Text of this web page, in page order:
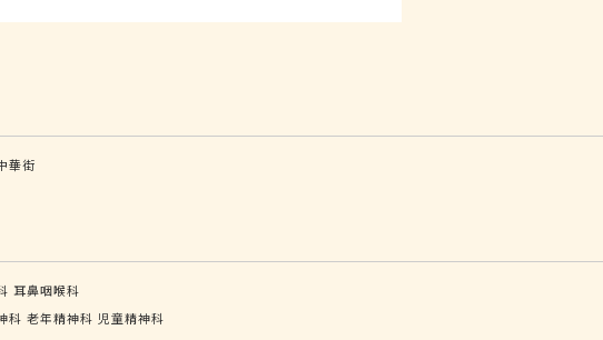
華街
耳鼻咽喉科
科 老年精神科 児童精神科